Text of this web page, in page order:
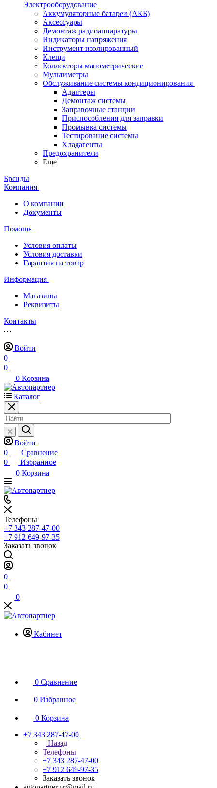
Электрооборудование
Аккумуляторные батареи (АКБ)
Аксессуары
Демонтаж радиоаппаратуры
Индикаторы напряжения
Инструмент изолированный
Клещи
Коллекторы манометрические
Мультиметры
Обслуживание системы кондиционирования
Адаптеры
Демонтаж системы
Заправочные станции
Приспособления для заправки
Промывка системы
Тестирование системы
Хладагенты
Предохранители
Еще
Бренды
Компания
О компании
Документы
Помощь
Условия оплаты
Условия доставки
Гарантия на товар
Информация
Магазины
Реквизиты
Контакты
Войти
0
0
0 Корзина
Каталог
Войти
0
Сравнение
0
Избранное
0 Корзина
Телефоны
+7 343 287-47-00
+7 912 649-97-35
Заказать звонок
0
0
0
Кабинет
0 Сравнение
0 Избранное
0 Корзина
+7 343 287-47-00
Назад
Телефоны
+7 343 287-47-00
+7 912 649-97-35
Заказать звонок